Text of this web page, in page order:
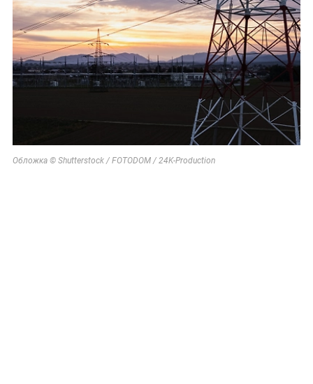
Обложка © Shutterstock / FOTODOM / 24K-Production